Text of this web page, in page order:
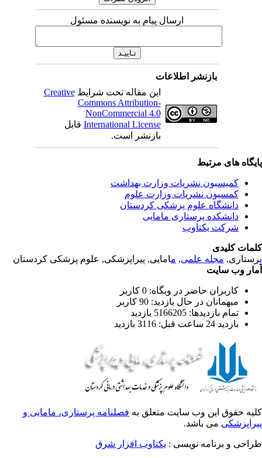
ارسال پیام به نویسنده مسئول
بازنشر اطلاعات
این مقاله تحت شرایطCreative
Commons Attribution-
NonCommercial 4.0
International Licenseقابل
بازنشر است.
های مرتبط
کمیسیون نشریات وزارت بهداشت
کمسیون نشریات وزارت علوم
دانشگاه علوم پزشکی کردستان
دانشکده پرستاری مامایی
شرکت یکتاوب
کلیدی
مجله علمی, م امایی, پیراپزشکی, علوم پزشکی کردستان
وب سایت
کاربران حاضر در وبگاه: 0 کاربر
میهمانان در حال بازدید: 90 کاربر
تمام بازدید‌ها: 5166205 بازدید
بازدید 24 ساعت قبل: 3116 بازدید
حقوق این وب سایت متعلق بهفصلنامه پرستاری، مامایی و
می باشد.
و برنامه نویسی : یکتاوب افزار شرق